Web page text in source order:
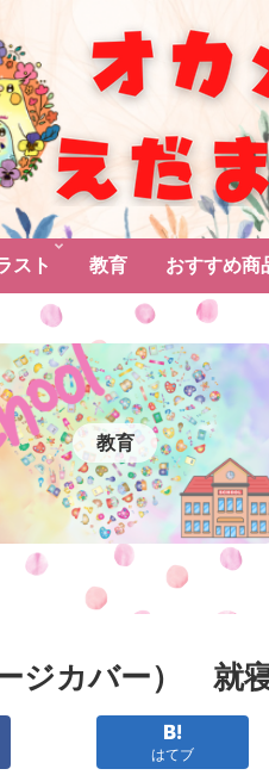
スト 教育 おすすめ商
教育
ジカバー） 就
はてブ